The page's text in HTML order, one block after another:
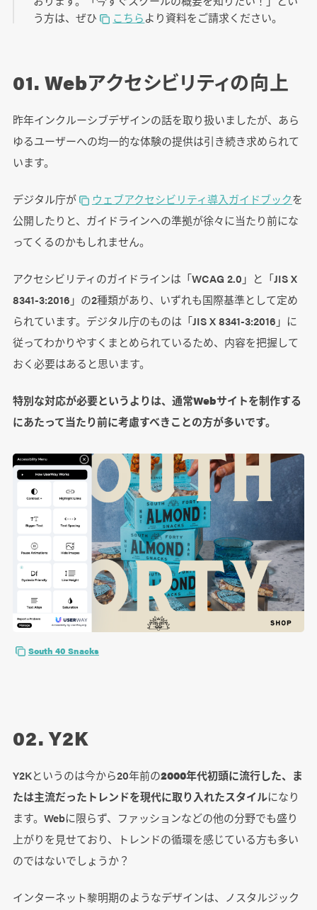
う方は、ぜひ
こちらより資料をご請求ください。
01. Webアクセシビリティの向上
昨年インクルーシブデザインの話を取り扱いましたが、あら
ゆるユーザーへの均一的な体験の提供は引き続き求められて
います。
デジタル庁が ウェブアクセシビリティ導入ガイドブックを
公開したりと、ガイドラインへの準拠が徐々に当たり前にな
ってくるのかもしれません。
アクセシビリティのガイドラインは「WCAG 2.0」と「JIS X
8341-3:2016」の2種類があり、いずれも国際基準として定め
られています。デジタル庁のものは「JIS X 8341-3:2016」に
従ってわかりやすくまとめられているため、内容を把握して
おく必要はあると思います。
特別な対応が必要というよりは、通常Webサイトを制作する
にあたって当たり前に考慮すべきことの方が多いです。
South 40 Snacks
02. Y2K
Y2Kというのは今から20年前の2000年代初頭に流行した、ま
たは主流だったトレンドを現代に取り入れたスタイルになり
ます。Webに限らず、ファッションなどの他の分野でも盛り
上がりを見せており、トレンドの循環を感じている方も多い
のではないでしょうか？
インターネット黎明期のようなデザインは、ノスタルジック